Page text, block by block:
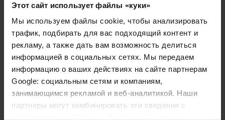
Этот сайт использует файлы «куки»
Мы используем файлы cookie, чтобы анализировать
трафик, подбирать для вас подходящий контент и
рекламу, а также дать вам возможность делиться
информацией в социальных сетях. Мы передаем
информацию о ваших действиях на сайте партнерам
Google: социальным сетям и компаниям,
занимающимся рекламой и веб-аналитикой. Наши
партнеры могут комбинировать эти сведения с
который получатель сможет использовать в нашем отеле по
своему усмотрению.